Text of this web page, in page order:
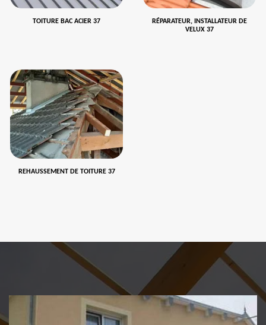
TOITURE BAC ACIER 37
RÉPARATEUR, INSTALLATEUR DE
VELUX 37
REHAUSSEMENT DE TOITURE 37